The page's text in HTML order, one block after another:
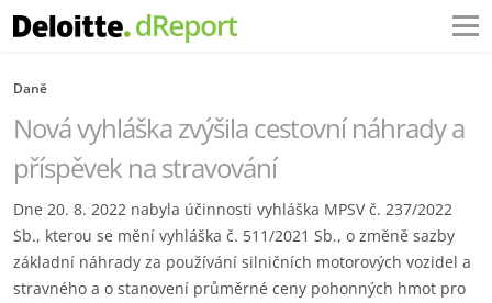
Daně
Nová vyhláška zvýšila cestovní náhrady a
příspěvek na stravování
Dne 20. 8. 2022 nabyla účinnosti vyhláška MPSV č. 237/2022
Sb., kterou se mění vyhláška č. 511/2021 Sb., o změně sazby
základní náhrady za používání silničních motorových vozidel a
stravného a o stanovení průměrné ceny pohonných hmot pro